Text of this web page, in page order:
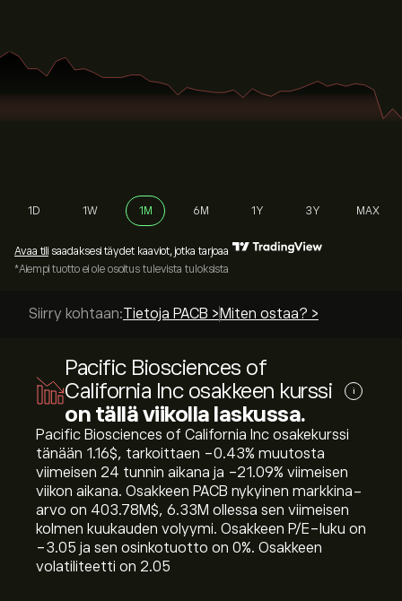
1D 1W 1M 6M 1Y 3Y MAX
Avaa tili saadaksesi täydet kaaviot, jotka tarjoaa
*Aiempi tuotto ei ole osoitus tulevista tuloksista
Siirry kohtaan:Tietoja PACB > Miten ostaa? >
Pacific Biosciences of
California Inc osakkeen kurssi
on tällä viikolla laskussa.
i
Pacific Biosciences of California Inc osakekurssi
tänään 1.16‎$‎, tarkoittaen ‎-0.43‎% muutosta
viimeisen 24 tunnin aikana ja ‎-21.09‎% viimeisen
viikon aikana. Osakkeen PACB nykyinen markkina-
arvo on 403.78M‎$‎, 6.33M ollessa sen viimeisen
kolmen kuukauden volyymi. Osakkeen P/E-luku on
-3.05 ja sen osinkotuotto on 0%. Osakkeen
volatiliteetti on 2.05